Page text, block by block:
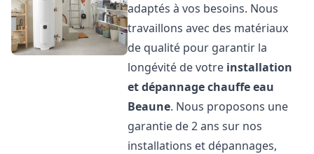
adaptés à vos besoins. Nous
travaillons avec des matériaux
de qualité pour garantir la
longévité de votre installation
et dépannage chauffe eau
Beaune. Nous proposons une
garantie de 2 ans sur nos
installations et dépannages,